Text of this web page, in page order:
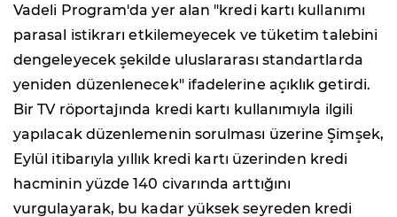
Vadeli Program'da yer alan "kredi kartı kullanımı
parasal istikrarı etkilemeyecek ve tüketim talebini
dengeleyecek şekilde uluslararası standartlarda
yeniden düzenlenecek" ifadelerine açıklık getirdi.
Bir TV röportajında kredi kartı kullanımıyla ilgili
yapılacak düzenlemenin sorulması üzerine Şimşek,
Eylül itibarıyla yıllık kredi kartı üzerinden kredi
hacminin yüzde 140 civarında arttığını
vurgulayarak, bu kadar yüksek seyreden kredi